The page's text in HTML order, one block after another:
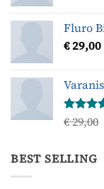
Fluro
€29,00
uit
€29,00
BEST SELLING